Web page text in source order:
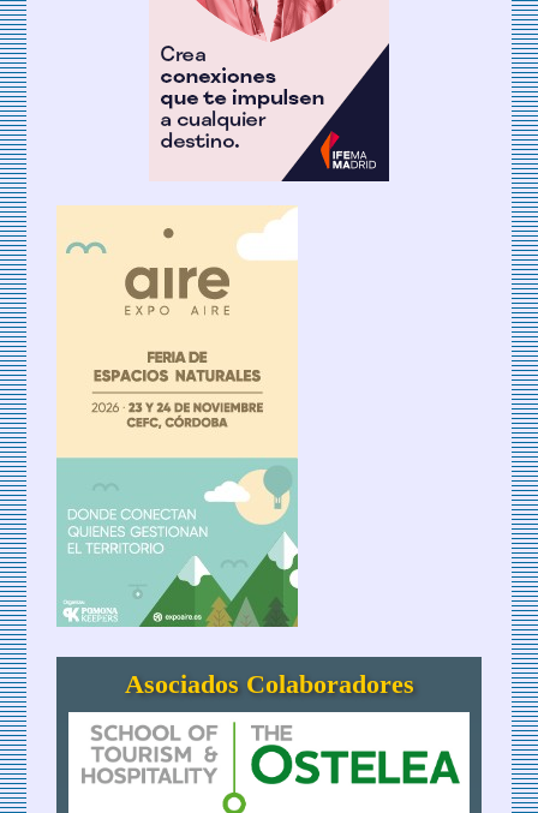
Asociados Colaboradores